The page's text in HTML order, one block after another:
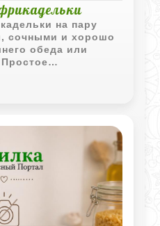
на пару
сочными и хорошо
обеда или
вкус делают
на